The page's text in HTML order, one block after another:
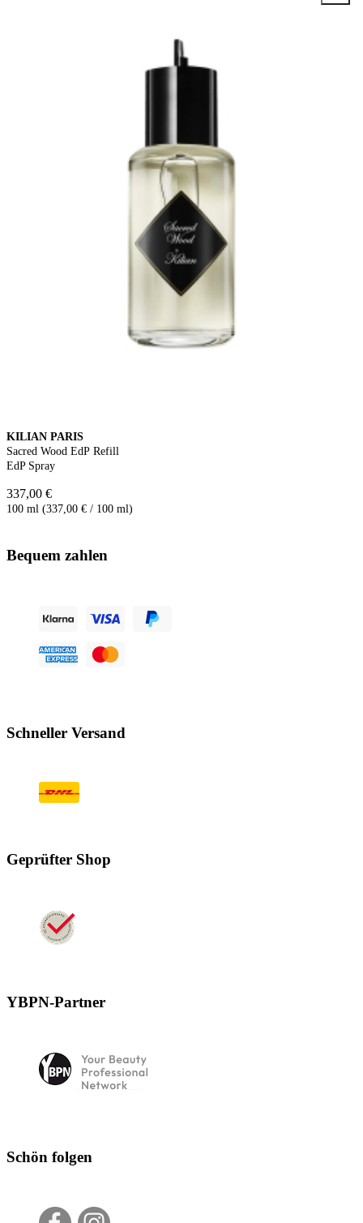
KILIAN PARIS
Sacred Wood EdP Refill
EdP Spray
337,00 €
100 ml (337,00 € / 100 ml)
Bequem zahlen
Schneller Versand
Geprüfter Shop
YBPN-Partner
Schön folgen